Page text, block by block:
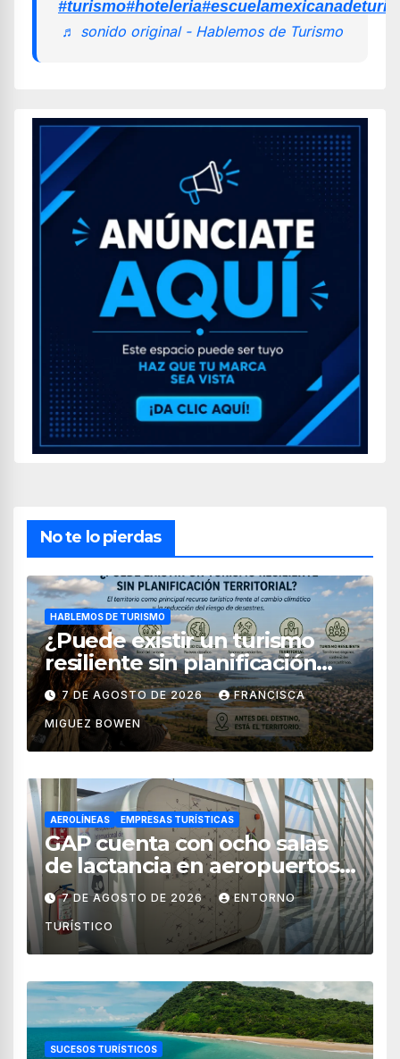
#turismo#hoteleria
♬ sonido original - Hablemos de Turismo
No te lo pierdas
HABLEMOS DE TURISMO
¿Puede existir un turismo
resiliente sin planificación
territorial?
7 DE AGOSTO DE 2026 FRANCISCA
MIGUEZ BOWEN
AEROLÍNEAS EMPRESAS TURÍSTICAS
GAP cuenta con ocho salas
de lactancia en aeropuertos
de México
7 DE AGOSTO DE 2026 ENTORNO
TURÍSTICO
SUCESOS TURÍSTICOS